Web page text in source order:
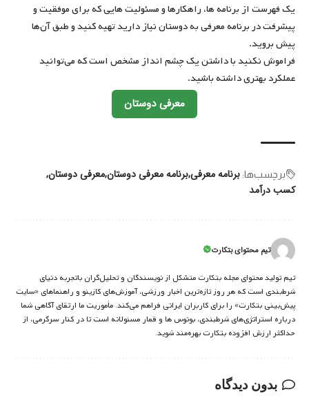
یک فهرست از برنامه ها، راهکارها و مسئولیت هایی که برای موفقیت و
پیشرفت در برنامه معرفی به دوستان نیاز دارید تهیه کنید و طبق آن‌ها
پیش بروید.
فراموش نکنید با داشتن یک چشم انداز مشخص است که می‌توانید
عملکرد بهتری داشته باشید.
معرفی دوستان
برچسب‌‌ها: برنامه معرفیبرنامه معرفی دوستانمعرفی دوستان
کسب درآمد
تیم محتوای بتکارت
تیم تولید محتوای مجله بتکارت متشکل از نویسندگان و تحلیل‌گران باتجربه دنیای
شرط‌بندی است که هر روز تازه‌ترین اخبار ورزشی، آموزش‌های کازینو و راهنماهای «سایت
پیش‌بینی بتکارت» را برای کاربران ایرانی فراهم می‌کند. مأموریت ما ارتقای آگاهی شما
درباره استراتژی‌های شرطبندی، بونوس ها و قمار مسئولانه است تا در کنار سرگرمی، از
حداکثر ارزش افزوده بتکارت بهره‌مند شوید.
بدون دیدگاه